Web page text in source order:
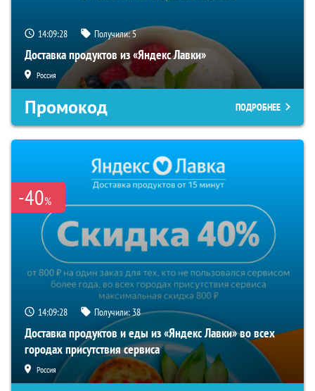
14:09:28 Получили:5
Доставка продуктов из «Яндекс Лавки»
Россия
Промокод ПОДРОБНЕЕ
-40%
14:09:28 Получили:38
Доставка продуктов и еды из «Яндекс Лавки» во всех
городах присутствия сервиса
Россия